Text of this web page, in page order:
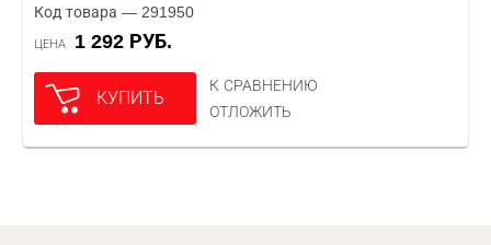
Код товара — 291950
ЦЕНА 1 292 РУБ.
КУПИТЬ
К СРАВНЕНИЮ
ОТЛОЖИТЬ